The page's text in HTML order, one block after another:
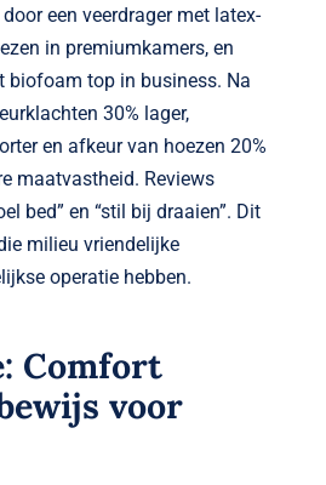
een veerdrager met latex-
in premiumkamers, en
biofoam top in business. Na
30% lager,
en afkeur van hoezen 20%
maatvastheid. Reviews
bed” en “stil bij draaien”. Dit
milieu vriendelijke
operatie hebben.
Comfort
voor